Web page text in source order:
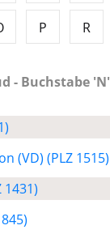
P R
- Buchstabe 'N'
(VD) (PLZ 1515)
1431)